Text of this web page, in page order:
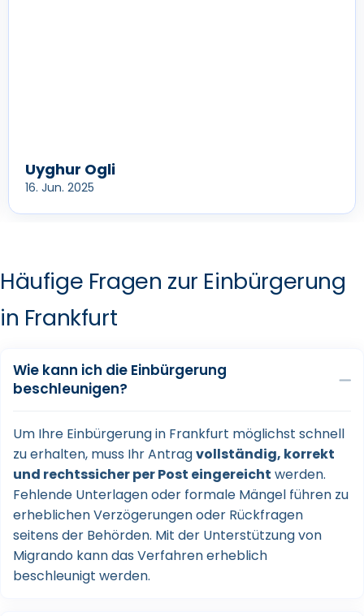
Uyghur Ogli
16. Jun. 2025
Häufige Fragen zur Einbürgerung
in Frankfurt
Wie kann ich die Einbürgerung
beschleunigen?
Um Ihre Einbürgerung in Frankfurt möglichst schnell
zu erhalten, muss Ihr Antragvollständig, korrekt
und rechtssicher per Post eingereicht werden.
Fehlende Unterlagen oder formale Mängel führen zu
erheblichen Verzögerungen oder Rückfragen
seitens der Behörden. Mit der Unterstützung von
Migrando kann das Verfahren erheblich
beschleunigt werden.